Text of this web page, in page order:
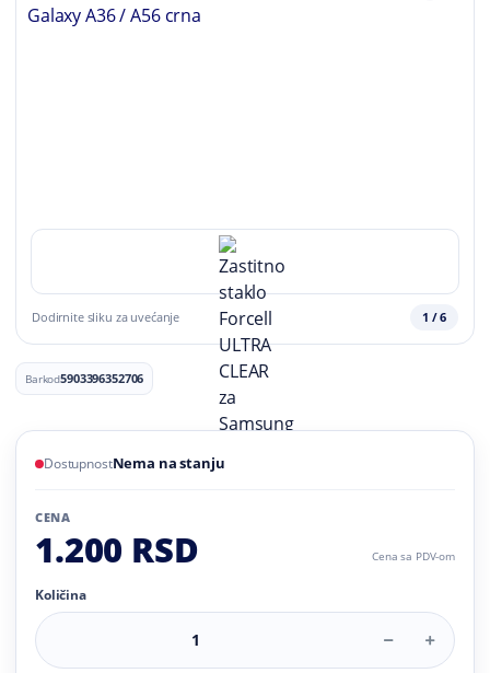
1 / 6
Barkod5903396352706
DostupnostNema na stanju
CENA
1.200 RSD Cena sa PDV-om
Količina